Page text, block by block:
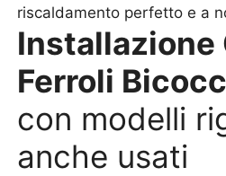
riscaldamento perfetto e a
Installazione
Ferroli
con modelli
anche usati